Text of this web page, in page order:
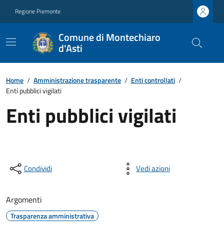
Regione Piemonte
Comune di Montechiaro
d'Asti
Home / Amministrazione trasparente / Enti controllati /
Enti pubblici vigilati
Enti pubblici vigilati
Condividi Vedi azioni
Argomenti
Trasparenza amministrativa